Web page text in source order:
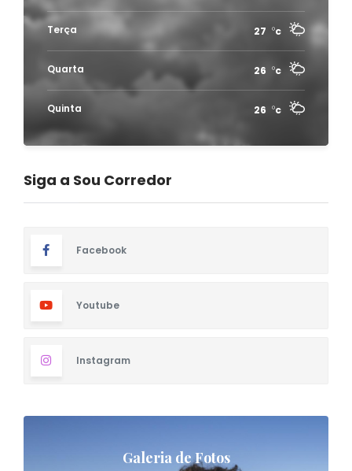
Terça 27 c
Quarta 26 c
Quinta 26 c
Siga a Sou Corredor
Facebook
Youtube
Instagram
Galeria de Fotos